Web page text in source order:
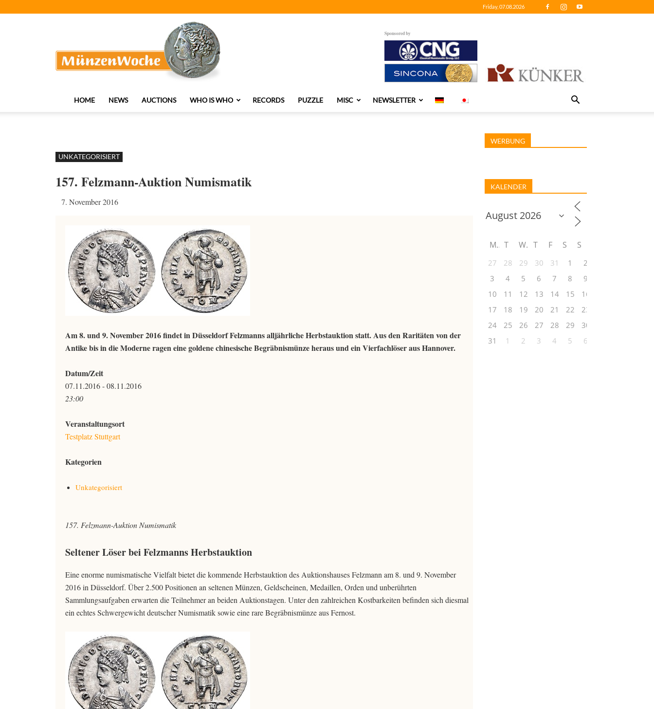
Friday, 07.08.2026
Sponsored by
HOME NEWS AUCTIONS WHO IS WHO RECORDS PUZZLE MISC NEWSLETTER
UNKATEGORISIERT
157. Felzmann-Auktion Numismatik
7. November 2016
Am 8. und 9. November 2016 findet in Düsseldorf Felzmanns alljährliche Herbstauktion statt. Aus den Raritäten von der
Antike bis in die Moderne ragen eine goldene chinesische Begräbnismünze heraus und ein Vierfachlöser aus Hannover.
Datum/Zeit
07.11.2016 - 08.11.2016
23:00
Veranstaltungsort
Testplatz Stuttgart
Kategorien
Unkategorisiert
157. Felzmann-Auktion Numismatik
Seltener Löser bei Felzmanns Herbstauktion
Eine enorme numismatische Vielfalt bietet die kommende Herbstauktion des Auktionshauses Felzmann am 8. und 9. November
2016 in Düsseldorf. Über 2.500 Positionen an seltenen Münzen, Geldscheinen, Medaillen, Orden und unberührten
Sammlungsaufgaben erwarten die Teilnehmer an beiden Auktionstagen. Unter den zahlreichen Kostbarkeiten befinden sich diesmal
ein echtes Schwergewicht deutscher Numismatik sowie eine rare Begräbnismünze aus Fernost.
WERBUNG
KALENDER
M T W T F S S
27 28 29 30 31 1
2
3
4 5 6 7 8
9
10
11 12 13 14 15
16
17
18 19 20 21 22
23
24
25 26 27 28 29
30
31
1 2 3 4 5 6